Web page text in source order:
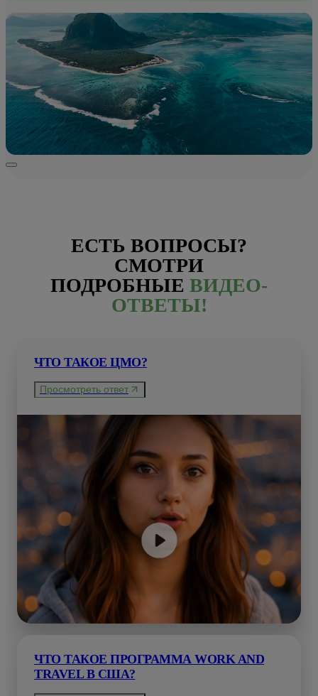
ЕСТЬ ВОПРОСЫ?
СМОТРИ
ПОДРОБНЫЕ ВИДЕО-
ОТВЕТЫ!
ЧТО ТАКОЕ ЦМО?
Просмотреть ответ
ЧТО ТАКОЕ ПРОГРАММА WORK AND
TRAVEL В США?